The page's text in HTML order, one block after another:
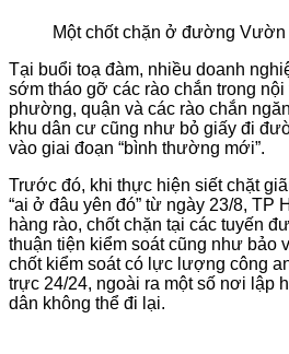
Một chốt chặn ở đường Vườn
Tại buổi toạ đàm, nhiều doanh
sớm tháo gỡ các rào chắn trong
phường, quận và các rào chắn
khu dân cư cũng như bỏ giấy đi
vào giai đoạn “bình thường mới”.
Trước đó, khi thực hiện siết chặt
“ai ở đâu yên đó” từ ngày 23/8, TP
hàng rào, chốt chặn tại các tuyến
thuận tiện kiểm soát cũng như bảo
chốt kiểm soát có lực lượng công
trực 24/24, ngoài ra một số nơi lập
dân không thể đi lại.